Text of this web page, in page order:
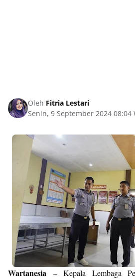
Oleh Fitria Lestari
Senin, 9 September 2024 08:04
Wartanesia – Kepala Lembaga